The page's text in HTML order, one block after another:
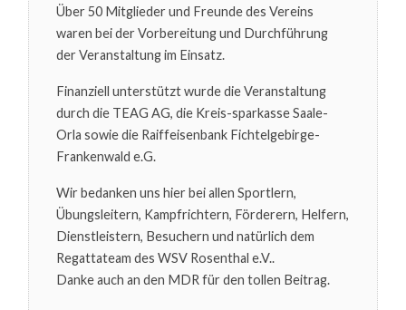
Über 50 Mitglieder und Freunde des Vereins
waren bei der Vorbereitung und Durchführung
der Veranstaltung im Einsatz.
Finanziell unterstützt wurde die Veranstaltung
durch die TEAG AG, die Kreis-sparkasse Saale-
Orla sowie die Raiffeisenbank Fichtelgebirge-
Frankenwald e.G.
Wir bedanken uns hier bei allen Sportlern,
Übungsleitern, Kampfrichtern, Förderern, Helfern,
Dienstleistern, Besuchern und natürlich dem
Regattateam des WSV Rosenthal e.V..
Danke auch an den MDR für den tollen Beitrag.